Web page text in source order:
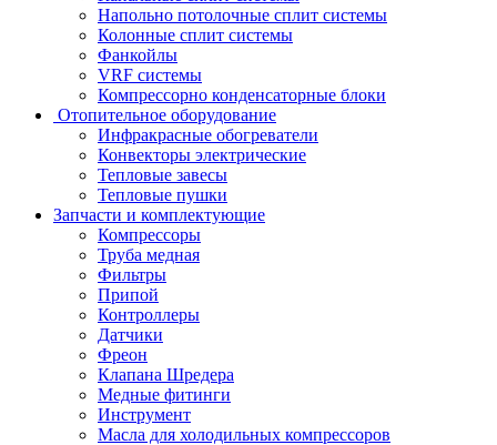
Напольно потолочные сплит системы
Колонные сплит системы
Фанкойлы
VRF системы
Компрессорно конденсаторные блоки
Отопительное оборудование
Инфракрасные обогреватели
Конвекторы электрические
Тепловые завесы
Тепловые пушки
Запчасти и комплектующие
Компрессоры
Труба медная
Фильтры
Припой
Контроллеры
Датчики
Фреон
Клапана Шредера
Медные фитинги
Инструмент
Масла для холодильных компрессоров